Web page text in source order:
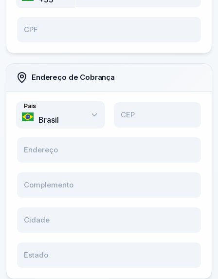
CPF
Endereço de Cobrança
País
CEP
Endereço
Complemento
Cidade
Estado